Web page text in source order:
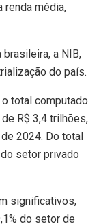
renda média,
a NIB,
do país.
total computado
R$ 3,4 trilhões,
2024. Do total
setor privado
significativos,
do setor de